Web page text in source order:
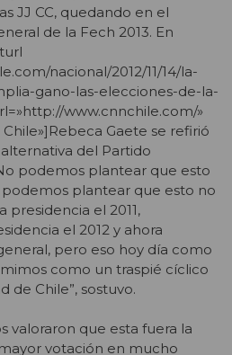
JJ CC, quedando en el
de la Fech 2013. En
nacional/2012/11/14/la-
gano-las-elecciones-de-la-
www.cnnchile.com/»
Gaete se refirió
del Partido
podemos plantear que esto
plantear que esto no
presidencia el 2011,
el 2012 y ahora
pero eso hoy día como
como un traspié cíclico
de Chile”, sostuvo.
valoraron que esta fuera la
votación en mucho